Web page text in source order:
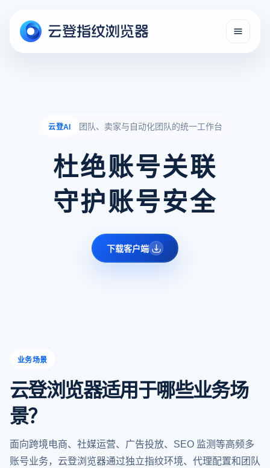
云登AI 团队、卖家与自动化团队的统一工作台
杜绝账号关联
守护账号安全
下载客户端
业务场景
云登浏览器适用于哪些业务场
景？
面向跨境电商、社媒运营、广告投放、SEO 监测等高频多
账号业务，云登浏览器通过独立指纹环境、代理配置和团队